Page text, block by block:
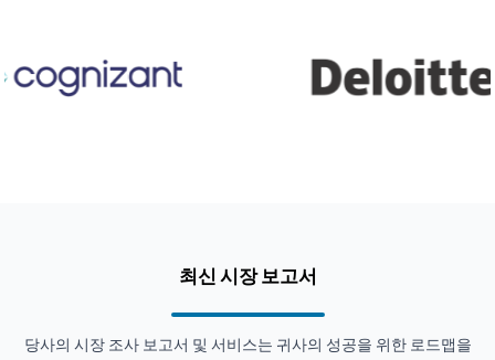
최신 시장 보고서
당사의 시장 조사 보고서 및 서비스는 귀사의 성공을 위한 로드맵을